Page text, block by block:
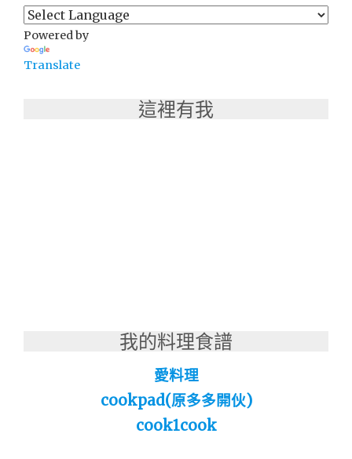
Powered by
Translate
這裡有我
我的料理食譜
愛料理
cookpad(原多多開伙)
cook1cook